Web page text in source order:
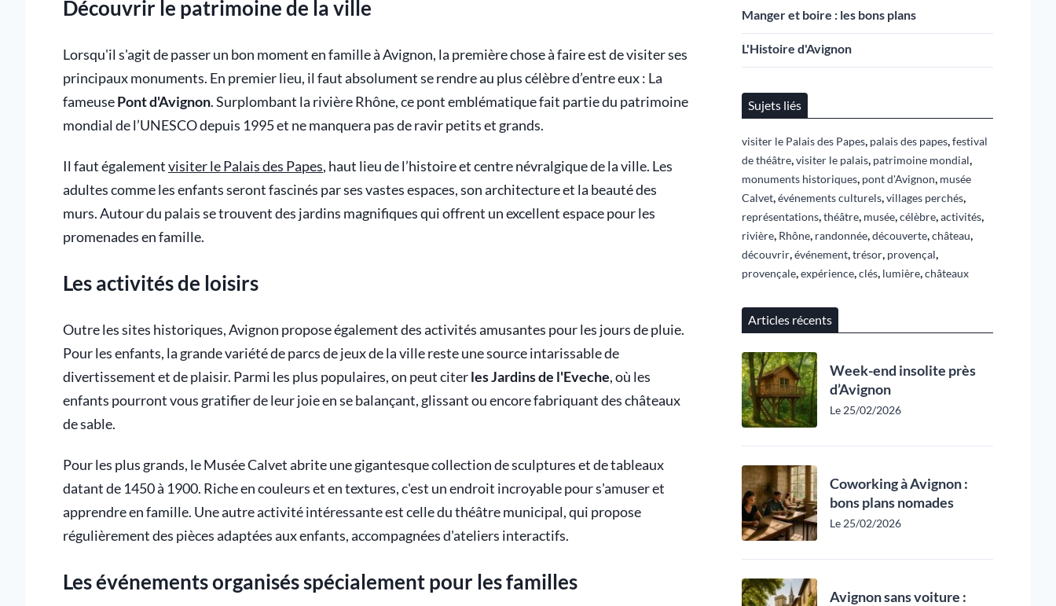
Découvrir le patrimoine de la ville
Lorsqu'il s'agit de passer un bon moment en famille à Avignon, la première chose à faire est de visiter ses
principaux monuments. En premier lieu, il faut absolument se rendre au plus célèbre d’entre eux : La
fameusePont d'Avignon. Surplombant la rivière Rhône, ce pont emblématique fait partie du patrimoine
mondial de l’UNESCO depuis 1995 et ne manquera pas de ravir petits et grands.
Il faut égalementvisiter le Palais des Papes, haut lieu de l’histoire et centre névralgique de la ville. Les
adultes comme les enfants seront fascinés par ses vastes espaces, son architecture et la beauté des
murs. Autour du palais se trouvent des jardins magnifiques qui offrent un excellent espace pour les
promenades en famille.
Les activités de loisirs
Outre les sites historiques, Avignon propose également des activités amusantes pour les jours de pluie.
Pour les enfants, la grande variété de parcs de jeux de la ville reste une source intarissable de
divertissement et de plaisir. Parmi les plus populaires, on peut citerles Jardins de l'Eveche, où les
enfants pourront vous gratifier de leur joie en se balançant, glissant ou encore fabriquant des châteaux
de sable.
Pour les plus grands, le Musée Calvet abrite une gigantesque collection de sculptures et de tableaux
datant de 1450 à 1900. Riche en couleurs et en textures, c'est un endroit incroyable pour s'amuser et
apprendre en famille. Une autre activité intéressante est celle du théâtre municipal, qui propose
régulièrement des pièces adaptées aux enfants, accompagnées d'ateliers interactifs.
Les événements organisés spécialement pour les familles
Manger et boire : les bons plans
L'Histoire d'Avignon
Sujets liés
visiter le Palais des Papes, palais des papes,festival
de théâtre,visiter le palais, patrimoine mondial,
monuments historiques, pont d'Avignon, musée
Calvet,événements culturels,villages perchés,
représentations,théâtre, musée,célèbre,activités,
rivière, Rhône, randonnée,découverte,château,
découvrir,événement,trésor, provençal,
provençale,expérience,clés, lumière,châteaux
Articles récents
Week-end insolite près
d’Avignon
Le 25/02/2026
Coworking à Avignon :
bons plans nomades
Le 25/02/2026
Avignon sans voiture :